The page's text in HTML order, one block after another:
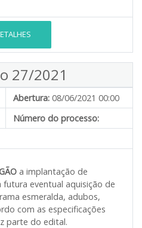
27/2021
Abertura: 08/06/2021 00:00
Número do processo:
a implantação de
futura eventual aquisição de
esmeralda, adubos,
com as especificações
parte do edital.